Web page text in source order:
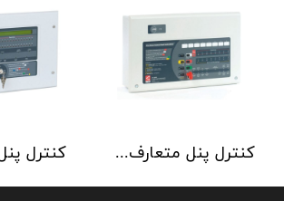
کنترل پنل متعارف C-TEC سری CFP 8 Zone